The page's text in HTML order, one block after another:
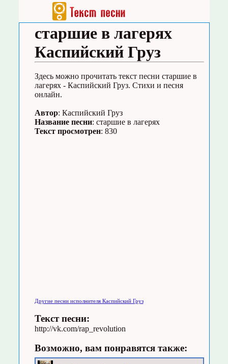
старшие в лагерях
Каспийский Груз
Здесь можно прочитать текст песни старшие в
лагерях - Каспийский Груз. Стихи и песня
онлайн.
Автор: Каспийский Груз
Название песни: старшие в лагерях
Текст просмотрен: 830
Другие песни исполнителя Каспийский Груз
Текст песни:
http://vk.com/rap_revolution
Возможно, вам понравятся также: